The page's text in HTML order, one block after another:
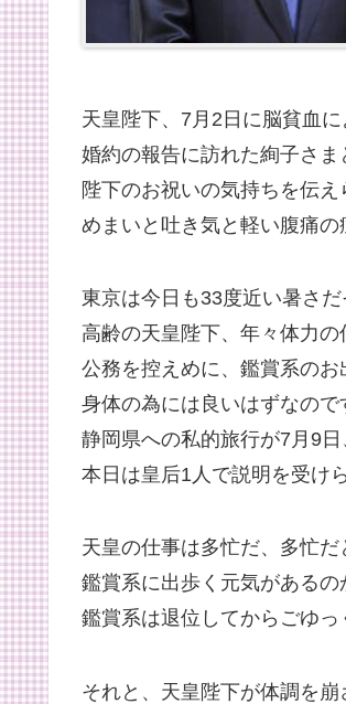
天皇陛下、7月2日に脳貧血
婚約の報告に訪れた絢子さま
陛下のお祝いの気持ちを伝
めまいと吐き気と軽い腹痛の
東京は今日も33度近い暑さだ
高齢の天皇陛下、年々体力
公務を控えめに、鑑賞系の
身体の為には良いはずなので
静岡県への私的旅行が7月9
本日は皇后1人で説明を受け
天皇の仕事は多忙だ、多忙
鑑賞系に出歩く元気があるの
鑑賞系は退位してからごゆっ
それと、天皇陛下が体調を